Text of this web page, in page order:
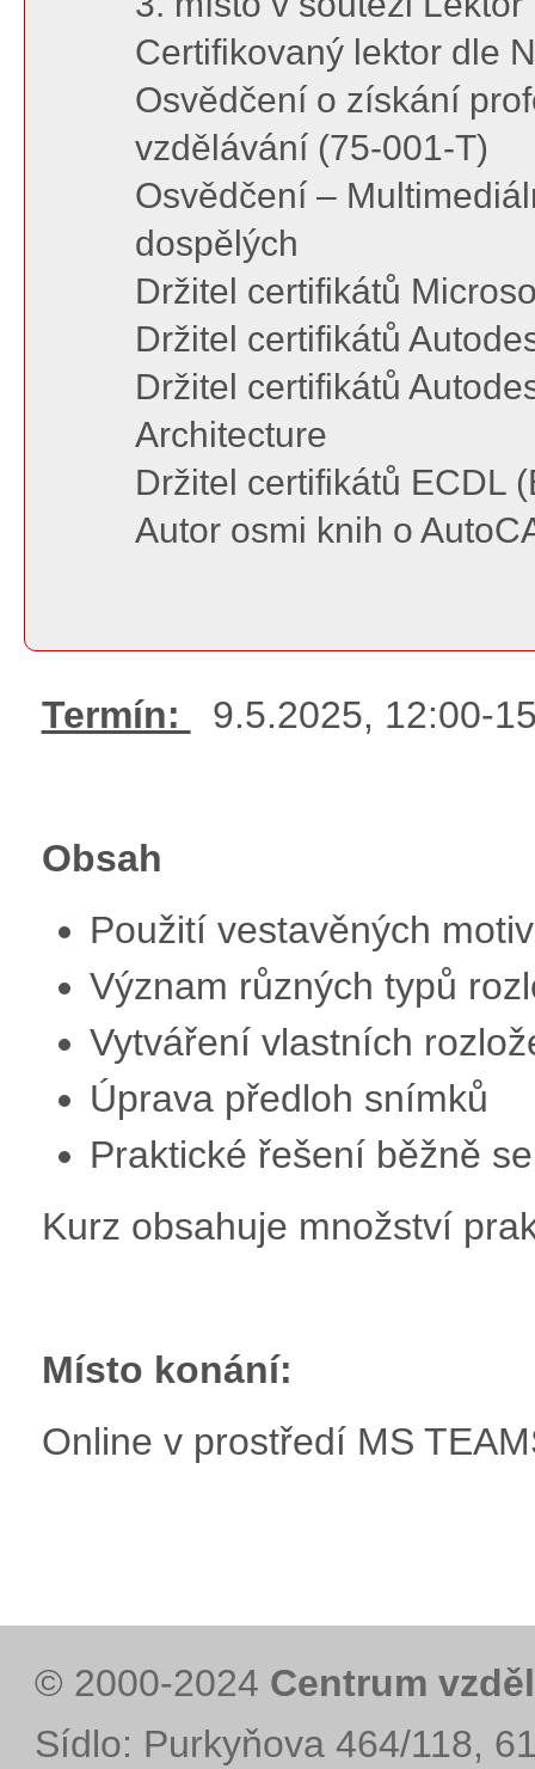
Certifikovaný lektor dle
Osvědčení o získání
vzdělávání (75-001-T)
Osvědčení –
dospělých
Držitel certifikátů
Držitel certifikátů
Držitel certifikátů
Architecture
Držitel certifikátů ECDL
Autor osmi knih o
Termín: 9.5.2025, 12:00-
Obsah
Použití vestavěných
Význam různých typů
Vytváření vlastních
Úprava předloh snímků
Praktické řešení běžně
Kurz obsahuje množství
Místo konání:
Online v prostředí MS
© 2000-2024 Centrum
Sídlo: Purkyňova 464/118,